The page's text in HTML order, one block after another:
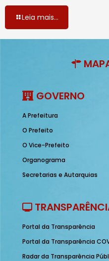
Leia mais...
GOVERNO
A Prefeitura
O Prefeito
O Vice-Prefeito
Organograma
Secretarias e Autarquias
Portal da Transparência
Portal da Transparência
Radar da Transparência